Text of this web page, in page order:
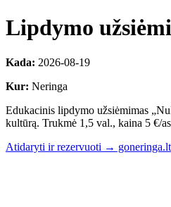
Lipdymo
Kada: 2026-08-19
Kur: Neringa
Edukacinis lipdymo užsiėmimas
kultūrą. Trukmė 1,5 val., kaina 5 €/
Atidaryti ir rezervuoti → goneringa.lt